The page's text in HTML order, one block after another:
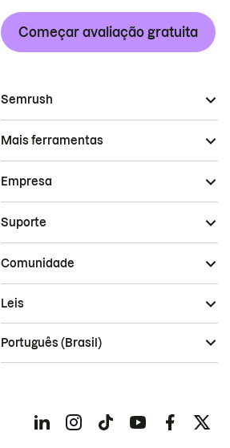
Começar avaliação gratuita
Semrush
Mais ferramentas
Empresa
Suporte
Comunidade
Leis
Português (Brasil)